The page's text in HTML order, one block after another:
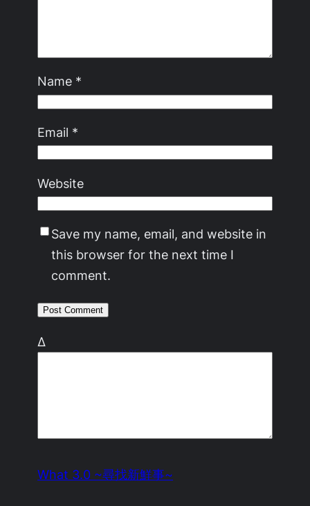
Name *
Email *
Website
Save my name, email, and website in
this browser for the next time I
comment.
Δ
What 3.0 ~尋找新鮮事~